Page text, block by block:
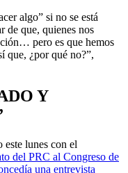
algo” si no se está
de que, quienes nos
pero es que hemos
que, ¿por qué no?”,
Y
lunes con el
del PRC al Congreso de
una entrevista